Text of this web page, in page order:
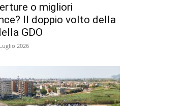
o migliori
Il doppio volto della
GDO
2026